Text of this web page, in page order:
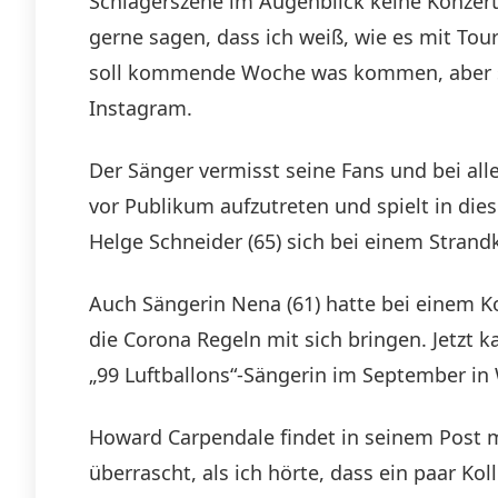
gerne sagen, dass ich weiß, wie es mit
soll kommende Woche was kommen,
Instagram.
Der Sänger vermisst seine Fans und bei
vor Publikum aufzutreten und spielt in
Helge Schneider (65) sich bei einem
Auch Sängerin Nena (61) hatte bei einem
die Corona Regeln mit sich bringen. Jetzt
„99 Luftballons“-Sängerin im September
Howard Carpendale findet in seinem
überrascht, als ich hörte, dass ein paar